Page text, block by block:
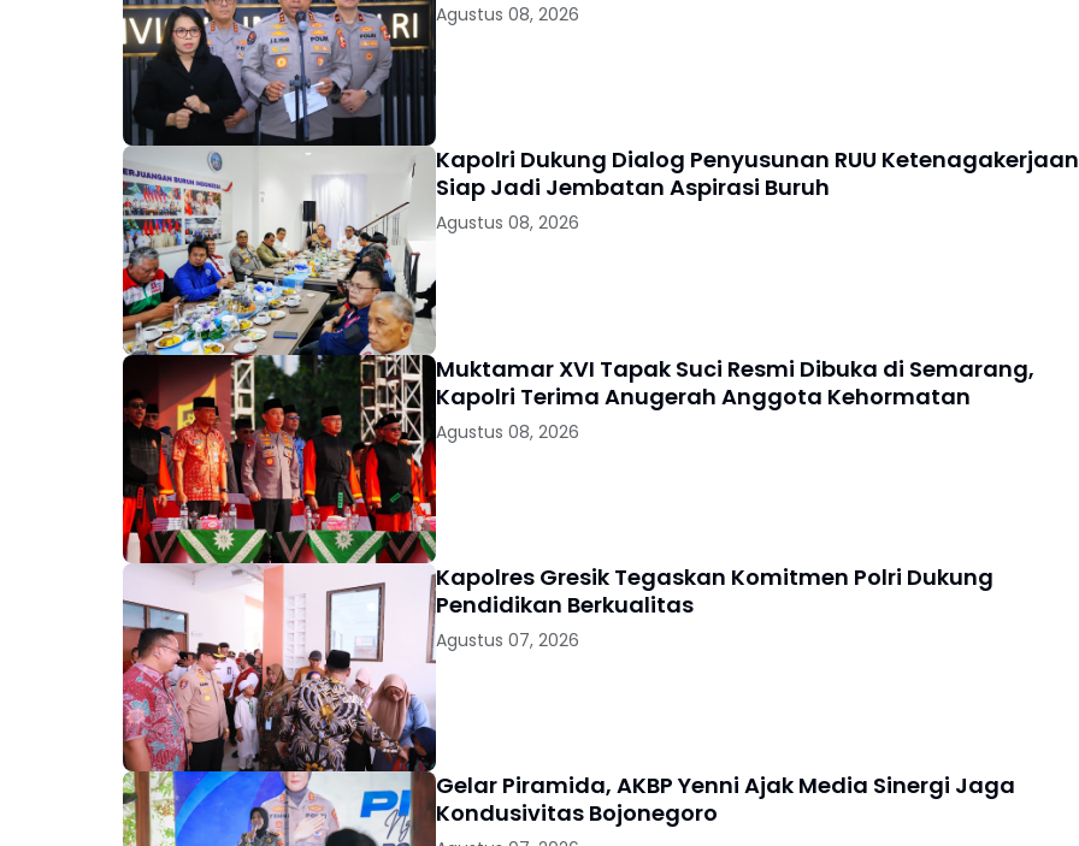
Agustus 08, 2026
Kapolri Dukung Dialog Penyusunan RUU
Siap Jadi Jembatan Aspirasi Buruh
Agustus 08, 2026
Muktamar XVI Tapak Suci Resmi Dibuka di Semarang,
Kapolri Terima Anugerah Anggota Kehormatan
Agustus 08, 2026
Kapolres Gresik Tegaskan Komitmen Polri Dukung
Pendidikan Berkualitas
Agustus 07, 2026
Gelar Piramida, AKBP Yenni Ajak Media Sinergi Jaga
Kondusivitas Bojonegoro